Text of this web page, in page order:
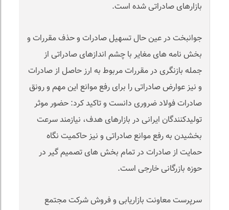
بازارهای صادراتی شده است.
جوانبخت در عین حال تسهیل صادرات و حذف مقررات و
بخش نامه های مغایر با چشم اندازهای صادراتی از
جمله بازنگری در مقررات مربوط به ارز حاصل از صادرات
و نیز عوارض صادراتی را برای رفع موانع این مهم و رونق
صادرات فولاد ضروری دانست و تاکید کرد: حضور موثر
تولیدکنندگان ایرانی در بازارهای هدف، نیازمند سرعت
بخشیدن به رفع موانع صادراتی و نیز حاکمیت نگاه
حمایت از صادرات در تمام بخش های تصمیم گیر در
حوزه بازرگانی خارجی است.
سرپرست معاونت بازاریابی و فروش شرکت مجتمع